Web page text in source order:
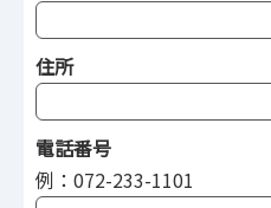
住所
電話番号
例：072-233-1101